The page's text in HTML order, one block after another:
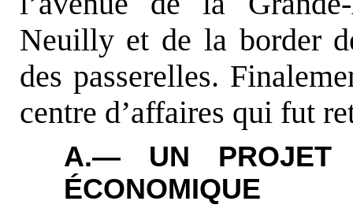
Neuilly et de la border
des passerelles.
centre d’affaires qui fut
A.— UN PROJET
ÉCONOMIQUE